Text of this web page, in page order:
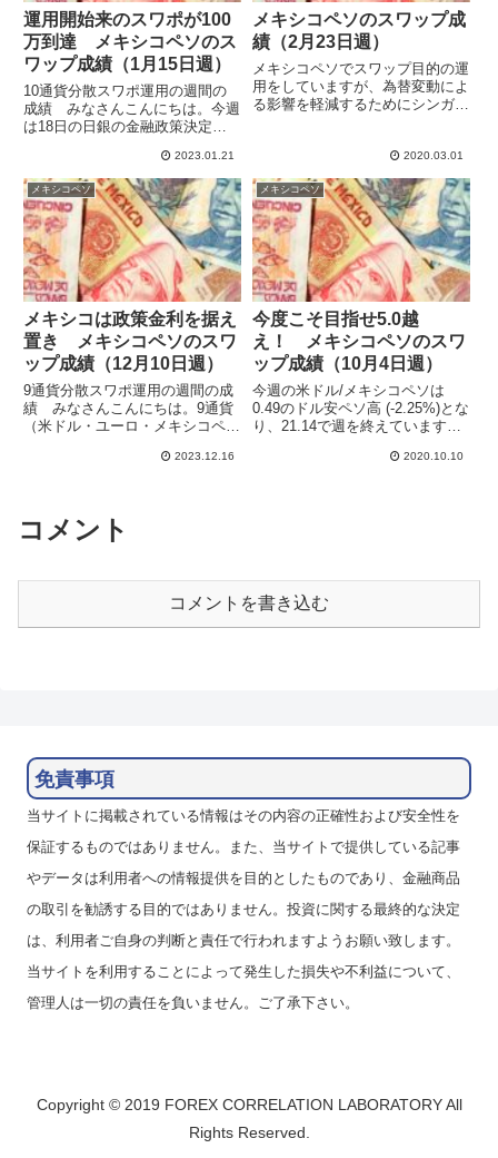
運用開始来のスワポが100
万到達 メキシコペソのス
ワップ成績（1月15日週）
10通貨分散スワポ運用の週間の
成績 みなさんこんにちは。今週
は18日の日銀の金融政策決定会
ることが決定され、会合後はド
ル/円が乱高下となりました。ク
ロス円以外の通貨ペアでも変動が
大きくなったものもあり、だいぶ
不...
2023.01.21
メキシコペソのスワップ成
績（2月23日週）
メキシコペソでスワップ目的の運
用をしていますが、為替変動によ
る影響を軽減するためにシンガポ
るのか検証する機会が来ました。
昨年の1年間の値幅をもとに計算
するとメキシコペソ/円は14....
2020.03.01
メキシコペソ
メキシコは政策金利を据え
置き メキシコペソのスワ
ップ成績（12月10日週）
9通貨分散スワポ運用の週間の成
績 みなさんこんにちは。9通貨
（米ドル・ユーロ・メキシコペ
ル・インドルピー・ポーランドズ
運用をしています。ハイレバで高
収益...
2023.12.16
メキシコペソ
今度こそ目指せ5.0越
え！ メキシコペソのスワ
ップ成績（10月4日週）
今週の米ドル/メキシコペソは
0.49のドル安ペソ高 (-2.25%)とな
り、21.14で週を終えています。9
に入って一転下落となっていま
2020.10.10
コメント
コメントを書き込む
免責事項
当サイトに掲載されている情報はその内容の正確性および安全性を
保証するものではありません。また、当サイトで提供している記事
やデータは利用者への情報提供を目的としたものであり、金融商品
の取引を勧誘する目的ではありません。投資に関する最終的な決定
は、利用者ご自身の判断と責任で行われますようお願い致します。
当サイトを利用することによって発生した損失や不利益について、
管理人は一切の責任を負いません。ご了承下さい。
Copyright © 2019 FOREX CORRELATION LABORATORY All
Rights Reserved.